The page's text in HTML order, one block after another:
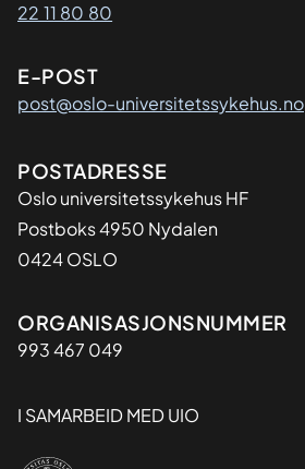
22 11 80 80
E-POST
post@oslo-universitetssykehus.no
Adresse
POSTADRESSE
Oslo universitetssykehus HF
Postboks 4950 Nydalen
0424 OSLO
Organisasjon
ORGANISASJONSNUMMER
993 467 049
I SAMARBEID MED UIO